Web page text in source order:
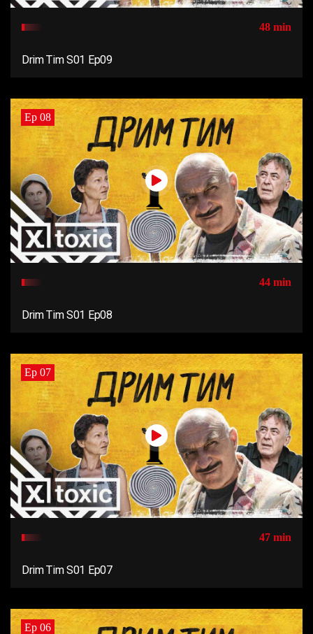
48 min
Drim Tim S01 Ep09
Ep 08
44 min
Drim Tim S01 Ep08
Ep 07
47 min
Drim Tim S01 Ep07
Ep 06